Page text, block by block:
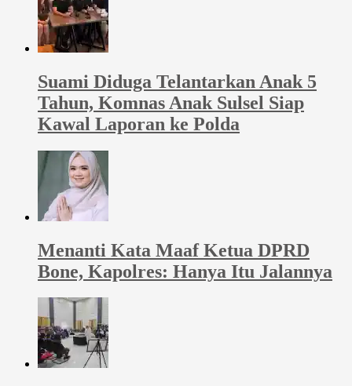
Suami Diduga Telantarkan Anak 5
Tahun, Komnas Anak Sulsel Siap
Kawal Laporan ke Polda
Menanti Kata Maaf Ketua DPRD
Bone, Kapolres: Hanya Itu Jalannya